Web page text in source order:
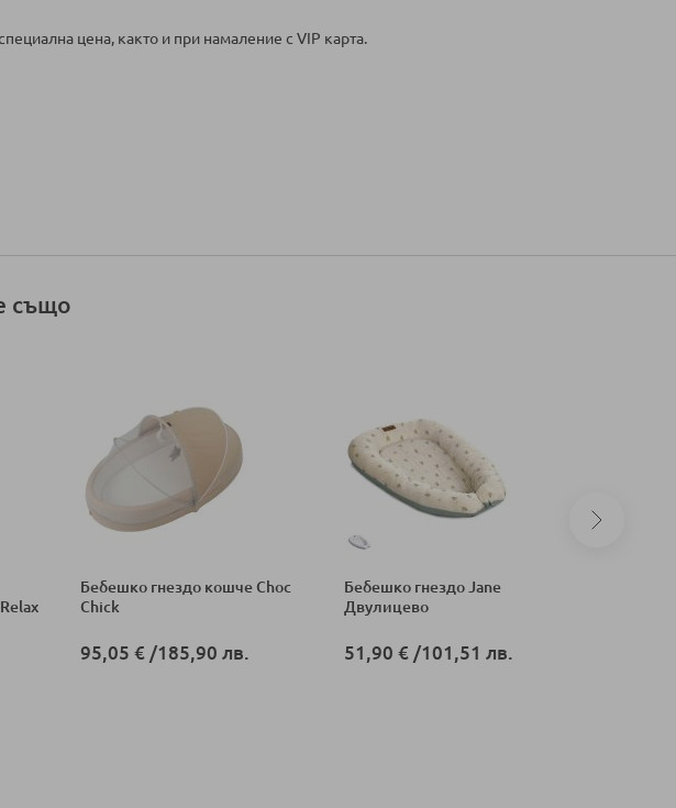
цена, както и при намаление с VIP карта.
също
Бебешко гнездо кошче Choc
Chick
95,05 € /185,90 лв.
Бебешко гнездо Jane
Двулицево
51,90 € /101,51 лв.